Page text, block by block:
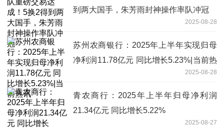
到两大国手，朱芳雨封神操作率队冲冠
2025-08-28
苏州农商银行：2025年上半年实现归母
净利润11.78亿元 同比增长5.23%|当前热
2025-08-28
青农商行：2025年上半年归母净利润
21.34亿元 同比增长5.22%
2025-08-27